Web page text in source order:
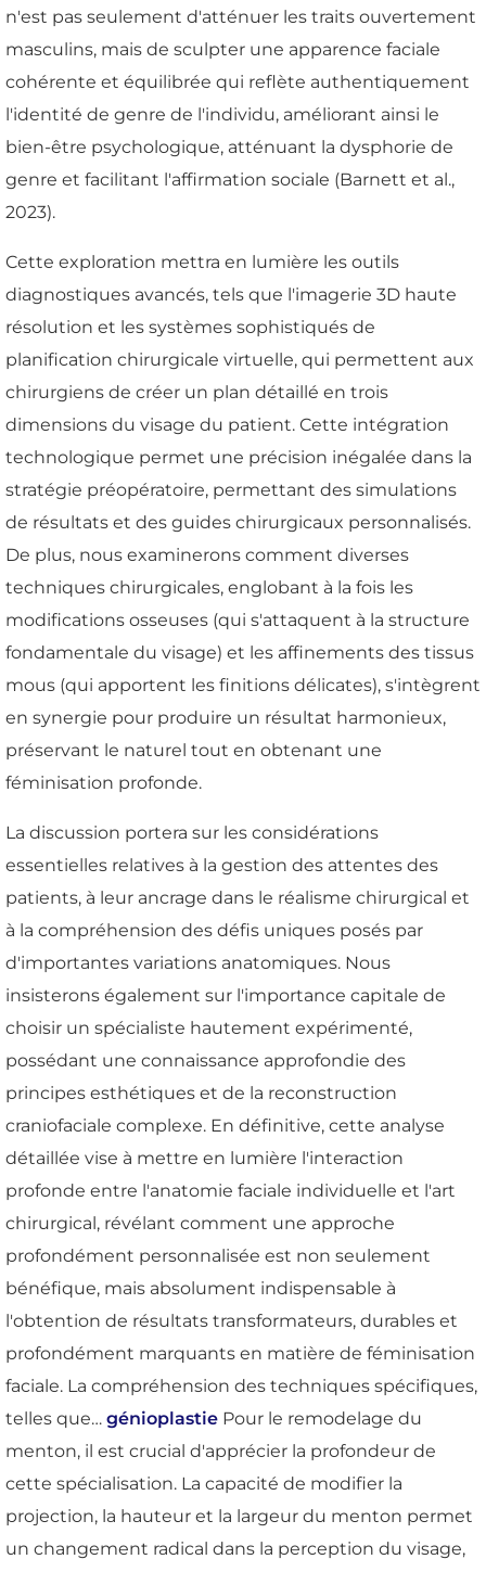
n'est pas seulement d'atténuer les traits ouvertement
masculins, mais de sculpter une apparence faciale
cohérente et équilibrée qui reflète authentiquement
l'identité de genre de l'individu, améliorant ainsi le
bien-être psychologique, atténuant la dysphorie de
genre et facilitant l'affirmation sociale (Barnett et al.,
2023).
Cette exploration mettra en lumière les outils
diagnostiques avancés, tels que l'imagerie 3D haute
résolution et les systèmes sophistiqués de
planification chirurgicale virtuelle, qui permettent aux
chirurgiens de créer un plan détaillé en trois
dimensions du visage du patient. Cette intégration
technologique permet une précision inégalée dans la
stratégie préopératoire, permettant des simulations
de résultats et des guides chirurgicaux personnalisés.
De plus, nous examinerons comment diverses
techniques chirurgicales, englobant à la fois les
modifications osseuses (qui s'attaquent à la structure
fondamentale du visage) et les affinements des tissus
mous (qui apportent les finitions délicates), s'intègrent
en synergie pour produire un résultat harmonieux,
préservant le naturel tout en obtenant une
féminisation profonde.
La discussion portera sur les considérations
essentielles relatives à la gestion des attentes des
patients, à leur ancrage dans le réalisme chirurgical et
à la compréhension des défis uniques posés par
d'importantes variations anatomiques. Nous
insisterons également sur l'importance capitale de
choisir un spécialiste hautement expérimenté,
possédant une connaissance approfondie des
principes esthétiques et de la reconstruction
craniofaciale complexe. En définitive, cette analyse
détaillée vise à mettre en lumière l'interaction
profonde entre l'anatomie faciale individuelle et l'art
chirurgical, révélant comment une approche
profondément personnalisée est non seulement
bénéfique, mais absolument indispensable à
l'obtention de résultats transformateurs, durables et
profondément marquants en matière de féminisation
faciale. La compréhension des techniques spécifiques,
telles que… génioplastie Pour le remodelage du
menton, il est crucial d'apprécier la profondeur de
cette spécialisation. La capacité de modifier la
projection, la hauteur et la largeur du menton permet
un changement radical dans la perception du visage,